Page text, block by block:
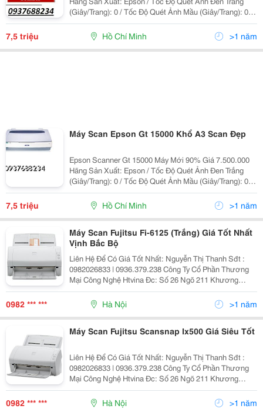
(Giây/Trang): 0 / Tốc Độ Quét Ảnh Mầu (Giây/Trang): 0 /
Hỗ Trợ Giấy: A3/ Độ Phân Giải Quang Học: 600X600Dpi
/ Độ Phân Giải Tối Đa: 9600X9600Dpi /
7,5 triệu Hồ Chí Minh >1 năm
Máy Scan Epson Gt 15000 Khổ A3 Scan Đẹp
Epson Scanner Gt 15000 Máy Mới 90% Giá 7.500.000
Hãng Sản Xuất: Epson / Tốc Độ Quét Ảnh Đen Trắng
(Giây/Trang): 0 / Tốc Độ Quét Ảnh Mầu (Giây/Trang): 0 /
Hỗ Trợ Giấy: A3/ Độ Phân Giải Quang Học: 600X600Dpi
/ Độ Phân Giải Tối Đa: 9600X9600Dpi /
7,5 triệu Hồ Chí Minh >1 năm
Máy Scan Fujitsu Fi-6125 (Trắng) Giá Tốt Nhất
Vịnh Bắc Bộ
Liên Hệ Để Có Giá Tốt Nhất: Nguyễn Thị Thanh Sđt :
0982026833 | 0936.379.238 Công Ty Cổ Phần Thương
Mại Công Nghệ Htvina Đc: Số 26 Ngõ 211 Khương
Trung &Ndash; Thanh Xuân &Ndash; Hà Nội Yahoo
:Nguyenthanh6685 Website: Http://Sieuthiht.com
0982 *** *** Hà Nội >1 năm
Máy Scan Fujitsu Scansnap Ix500 Giá Siêu Tốt
Liên Hệ Để Có Giá Tốt Nhất: Nguyễn Thị Thanh Sđt :
0982026833 | 0936.379.238 Công Ty Cổ Phần Thương
Mại Công Nghệ Htvina Đc: Số 26 Ngõ 211 Khương
Trung &Ndash; Thanh Xuân &Ndash; Hà Nội Yahoo
:Nguyenthanh6685 Website: Http://Sieuthiht.com
0982 *** *** Hà Nội >1 năm